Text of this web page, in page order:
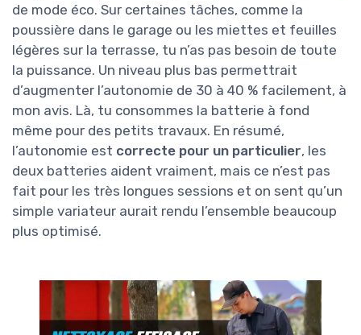
de mode éco. Sur certaines tâches, comme la
poussière dans le garage ou les miettes et feuilles
légères sur la terrasse, tu n’as pas besoin de toute
la puissance. Un niveau plus bas permettrait
d’augmenter l’autonomie de 30 à 40 % facilement, à
mon avis. Là, tu consommes la batterie à fond
même pour des petits travaux. En résumé,
l’autonomie est correcte pour un particulier, les
deux batteries aident vraiment, mais ce n’est pas
fait pour les très longues sessions et on sent qu’un
simple variateur aurait rendu l’ensemble beaucoup
plus optimisé.